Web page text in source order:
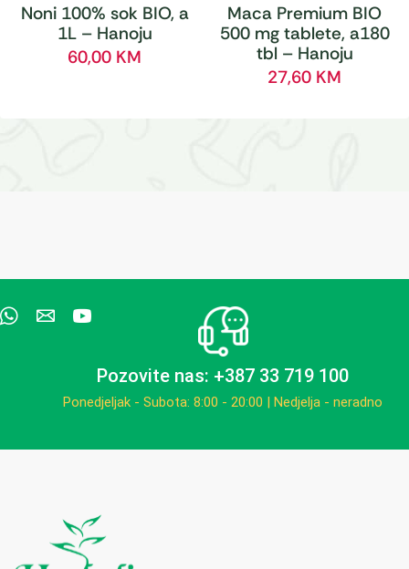
Noni 100% sok BIO, a
1L – Hanoju
60,00 KM
Maca Premium BIO
500 mg tablete, a180
tbl – Hanoju
27,60 KM
Pozovite nas: +387 33 719 100
Ponedjeljak - Subota: 8:00 - 20:00 | Nedjelja - neradno